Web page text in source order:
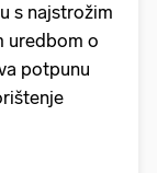
s najstrožim
uredbom o
potpunu